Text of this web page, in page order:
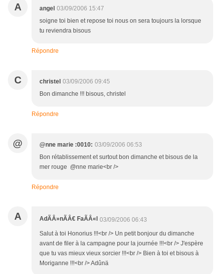
A angel 03/09/2006 15:47
soigne toi bien et repose toi nous on sera toujours la lorsque
tu reviendra bisous
Répondre
C christel 03/09/2006 09:45
Bon dimanche !!! bisous, christel
Répondre
@ @nne marie :0010: 03/09/2006 06:53
Bon rétablissement et surtout bon dimanche et bisous de la
mer rouge @nne marie<br />
Répondre
A AdÃÂ»nÃÂ€ FaÃÂ«l 03/09/2006 06:43
Salut à toi Honorius !!!<br /> Un petit bonjour du dimanche
avant de filer à la campagne pour la journée !!!<br /> J'espère
que tu vas mieux vieux sorcier !!!<br /> Bien à toi et bisous à
Moriganne !!!<br /> Adûnä